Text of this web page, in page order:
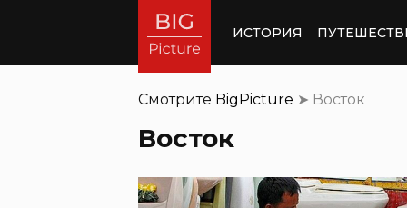
ИСТОРИЯ
Смотрите BigPicture ➤ Восток
Восток